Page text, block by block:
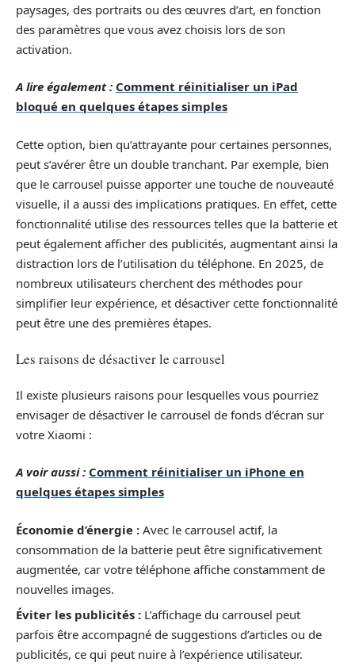
paysages, des portraits ou des œuvres d’art, en fonction
des paramètres que vous avez choisis lors de son
activation.
A lire également : Comment réinitialiser un iPad
bloqué en quelques étapes simples
Cette option, bien qu’attrayante pour certaines personnes,
peut s’avérer être un double tranchant. Par exemple, bien
que le carrousel puisse apporter une touche de nouveauté
visuelle, il a aussi des implications pratiques. En effet, cette
fonctionnalité utilise des ressources telles que la batterie et
peut également afficher des publicités, augmentant ainsi la
distraction lors de l’utilisation du téléphone. En 2025, de
nombreux utilisateurs cherchent des méthodes pour
simplifier leur expérience, et désactiver cette fonctionnalité
peut être une des premières étapes.
Les raisons de désactiver le carrousel
Il existe plusieurs raisons pour lesquelles vous pourriez
envisager de désactiver le carrousel de fonds d’écran sur
votre Xiaomi :
A voir aussi : Comment réinitialiser un iPhone en
quelques étapes simples
Économie d’énergie : Avec le carrousel actif, la
consommation de la batterie peut être significativement
augmentée, car votre téléphone affiche constamment de
nouvelles images.
Éviter les publicités : L’affichage du carrousel peut
parfois être accompagné de suggestions d’articles ou de
publicités, ce qui peut nuire à l’expérience utilisateur.